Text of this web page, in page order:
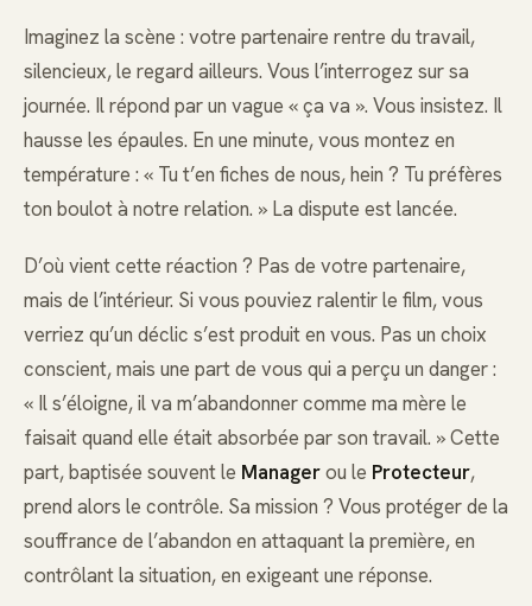
Imaginez la scène : votre partenaire rentre du travail,
silencieux, le regard ailleurs. Vous l’interrogez sur sa
journée. Il répond par un vague « ça va ». Vous insistez. Il
hausse les épaules. En une minute, vous montez en
température : « Tu t’en fiches de nous, hein ? Tu préfères
ton boulot à notre relation. » La dispute est lancée.
D’où vient cette réaction ? Pas de votre partenaire,
mais de l’intérieur. Si vous pouviez ralentir le film, vous
verriez qu’un déclic s’est produit en vous. Pas un choix
conscient, mais une part de vous qui a perçu un danger :
« Il s’éloigne, il va m’abandonner comme ma mère le
faisait quand elle était absorbée par son travail. » Cette
part, baptisée souvent le Managerou le Protecteur,
prend alors le contrôle. Sa mission ? Vous protéger de la
souffrance de l’abandon en attaquant la première, en
contrôlant la situation, en exigeant une réponse.